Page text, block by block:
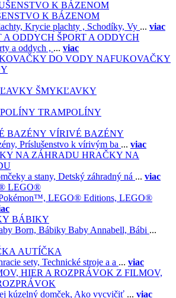
K BÁZENOM
Krycie plachty , Schodíky, Vy ... viac
ŠPORT A ODDYCH
a oddych , ... viac
NAFUKOVAČKY
ŠMYKĽAVKY
TRAMPOLÍNY
VÍRIVÉ BAZÉNY
Príslušenstvo k vírivým ba ... viac
HRAČKY NA
a stany, Detský záhradný ná ... viac
LEGO®
LEGO® Editions, LEGO®
BÁBIKY
Born, Bábiky Baby Annabell, Bábi ...
AUTÍČKA
sety, Technické stroje a a ... viac
Z FILMOV,
kúzelný domček, Ako vycvičiť ... viac